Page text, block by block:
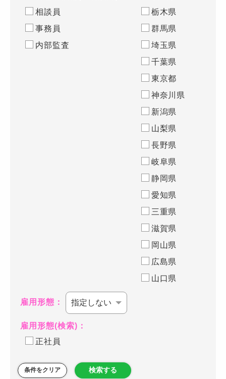
相談員
事務員
内部監査
栃木県
群馬県
埼玉県
千葉県
東京都
神奈川県
新潟県
山梨県
長野県
岐阜県
静岡県
愛知県
三重県
滋賀県
岡山県
広島県
山口県
雇用形態：
雇用形態(検索)：
正社員
条件をクリア 検索する